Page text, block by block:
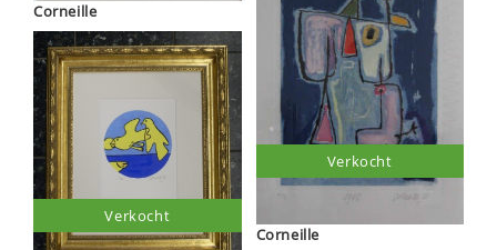
Corneille
Verkocht
Corneille
Verkocht